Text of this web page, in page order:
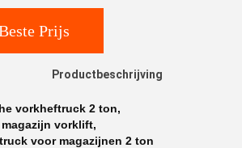
Prijs
Productbeschrijving
vorkheftruck 2 ton,
vorklift,
voor magazijnen 2 ton